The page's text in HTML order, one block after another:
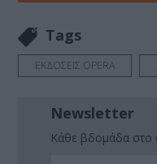
Tags
ΕΚΔΟΣΕΙΣ OPERA
Newsletter
Κάθε βδομάδα στο